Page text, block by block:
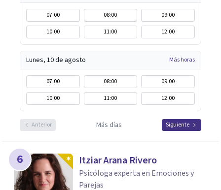
07:00 08:00
09:00
10:00
11:00 12:00
Lunes, 10 de agosto Más horas
07:00 08:00
09:00
10:00
11:00 12:00
Anterior Más días Siguiente
6 Itziar Arana Rivero
Psicóloga experta en Emociones y
Parejas